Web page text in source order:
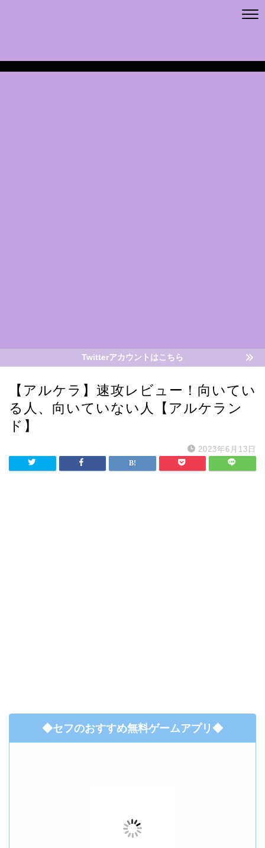
Twitterアカウントはこちら
【アルケラ】速攻レビュー！向いてい
る人、向いていない人【アルケラン
ド】
2023年6月13日
◆セフのおすすめ無料ゲームアプリ◆